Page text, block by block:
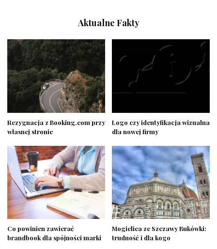
Aktualne Fakty
Rezygnacja z Booking.com przy
własnej stronie
Logo czy identyfikacja wizualna
dla nowej firmy
Co powinien zawierać
brandbook dla spójności marki
Mogielica ze Szczawy Bukówki:
trudność i dla kogo